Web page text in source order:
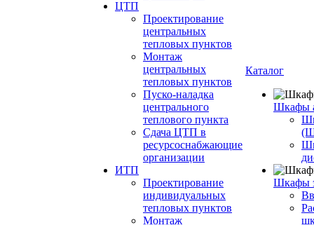
ЦТП
Проектирование
центральных
тепловых пунктов
Монтаж
центральных
тепловых пунктов
Пуско-наладка
центрального
теплового пункта
Сдача ЦТП в
ресурсоснабжающие
организации
ИТП
Проектирование
индивидуальных
тепловых пунктов
Монтаж
Каталог
Шкафы
Шкафы